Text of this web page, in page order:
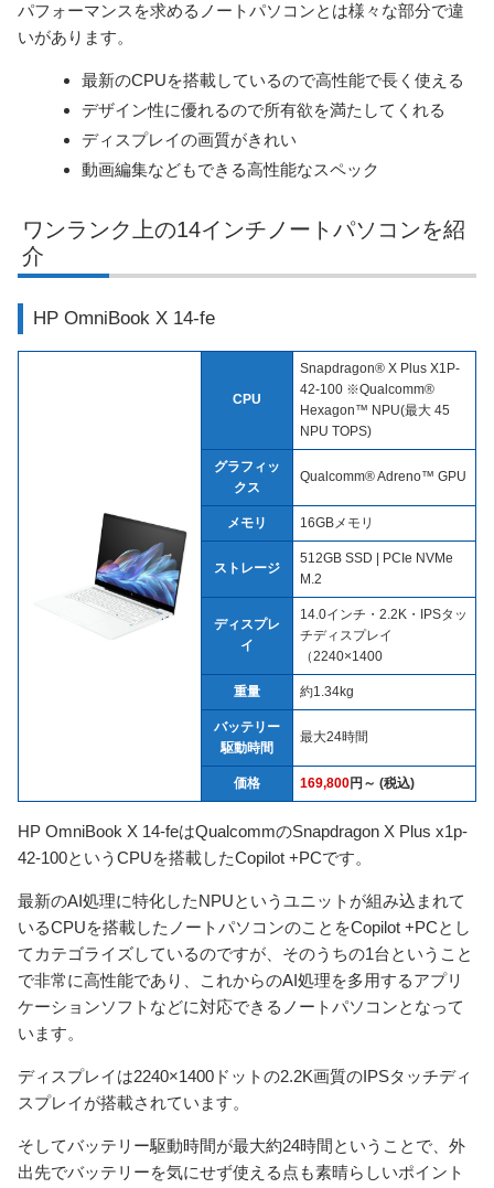
パフォーマンスを求めるノートパソコンとは様々な部分で違
いがあります。
最新のCPUを搭載しているので高性能で長く使える
デザイン性に優れるので所有欲を満たしてくれる
ディスプレイの画質がきれい
動画編集などもできる高性能なスペック
ワンランク上の14インチノートパソコンを紹
介
HP OmniBook X 14-fe
CPU
Snapdragon® X Plus X1P-
42-100 ※Qualcomm®
Hexagon™ NPU(最大 45
NPU TOPS)
グラフィッ
クス
Qualcomm® Adreno™ GPU
メモリ 16GBメモリ
ストレージ
512GB SSD | PCIe NVMe
M.2
ディスプレ
イ
14.0インチ・2.2K・IPSタッ
チディスプレイ
（2240×1400
重量 約1.34kg
バッテリー
駆動時間
最大24時間
価格 169,800円～ (税込)
HP OmniBook X 14-feはQualcommのSnapdragon X Plus x1p-
42-100というCPUを搭載したCopilot +PCです。
最新のAI処理に特化したNPUというユニットが組み込まれて
いるCPUを搭載したノートパソコンのことをCopilot +PCとし
てカテゴライズしているのですが、そのうちの1台ということ
で非常に高性能であり、これからのAI処理を多用するアプリ
ケーションソフトなどに対応できるノートパソコンとなって
います。
ディスプレイは2240×1400ドットの2.2K画質のIPSタッチディ
スプレイが搭載されています。
そしてバッテリー駆動時間が最大約24時間ということで、外
出先でバッテリーを気にせず使える点も素晴らしいポイント